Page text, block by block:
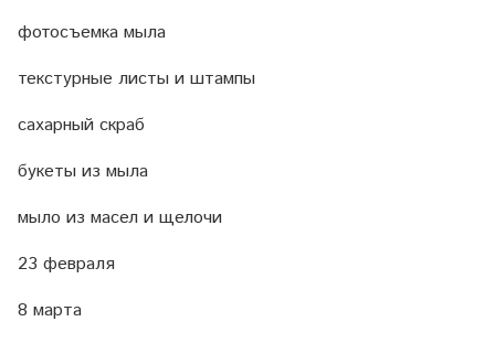
фотосъемка мыла
текстурные листы и штампы
сахарный скраб
букеты из мыла
мыло из масел и щелочи
23 февраля
8 марта